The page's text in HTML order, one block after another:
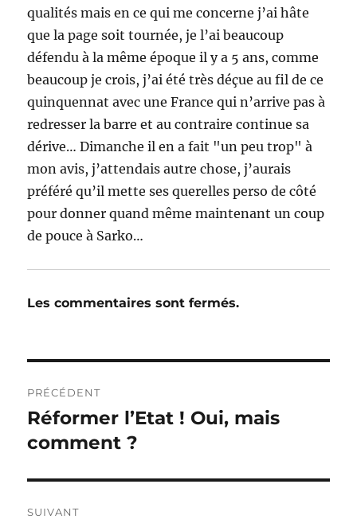
qualités mais en ce qui me concerne j’ai hâte
que la page soit tournée, je l’ai beaucoup
défendu à la même époque il y a 5 ans, comme
beaucoup je crois, j’ai été très déçue au fil de ce
quinquennat avec une France qui n’arrive pas à
redresser la barre et au contraire continue sa
dérive… Dimanche il en a fait "un peu trop" à
mon avis, j’attendais autre chose, j’aurais
préféré qu’il mette ses querelles perso de côté
pour donner quand même maintenant un coup
de pouce à Sarko…
Les commentaires sont fermés.
de
l’article
PRÉCÉDENT
Publication
précédente :
Réformer l’Etat ! Oui, mais
comment ?
SUIVANT